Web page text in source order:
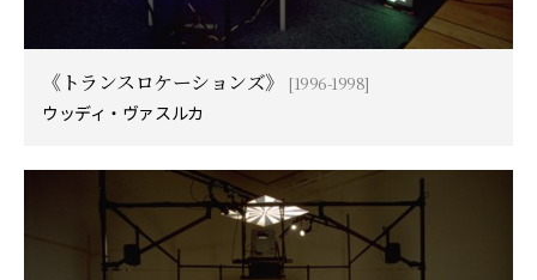
《トランスロケーションズ》
[1996-1998]
ウッディ・ヴァスルカ